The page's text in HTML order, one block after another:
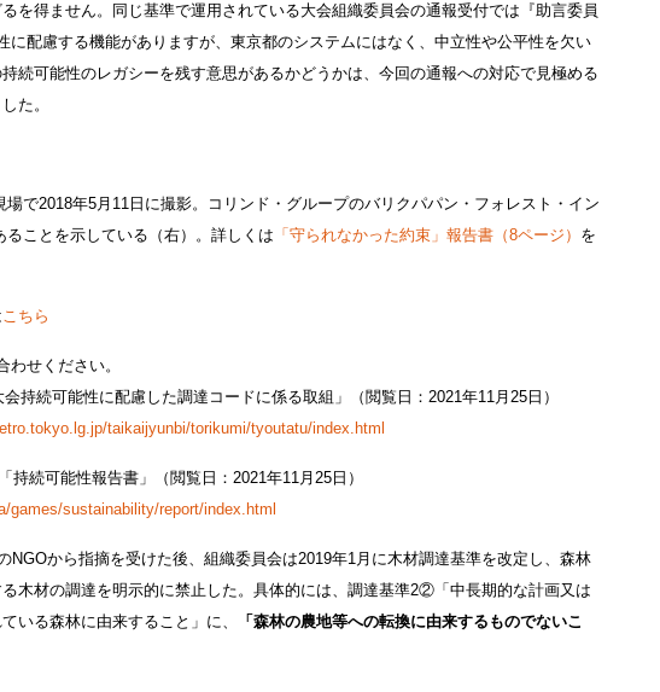
を得ません。同じ基準で運用されている大会組織委員会の通報受付では『助言委員
に配慮する機能がありますが、東京都のシステムにはなく、中立性や公平性を欠い
続可能性のレガシーを残す意思があるかどうかは、今回の通報への対応で見極める
た。
で2018年5月11日に撮影。コリンド・グループのバリクパパン・フォレスト・イン
ことを示している（右）。詳しくは 「守られなかった約束」報告書（8ページ） を
こちら
わせください。
持続可能性に配慮した調達コードに係る取組」（閲覧日：2021年11月25日）
taikaijyunbi/torikumi/tyoutatu/index.html
持続可能性報告書」（閲覧日：2021年11月25日）
games/sustainability/report/index.html
NGOから指摘を受けた後、組織委員会は2019年1月に木材調達基準を改定し、森林
木材の調達を明示的に禁止した。具体的には、調達基準2②「中長期的な計画又は
いる森林に由来すること」に、
「森林の農地等への転換に由来するものでないこ